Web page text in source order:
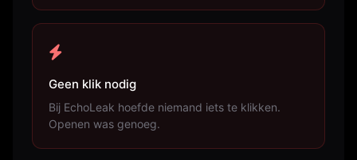
Geen klik nodig
Bij EchoLeak hoefde niemand iets te klikken.
Openen was genoeg.